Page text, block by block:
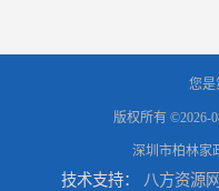
您是
版权所有 ©2026-
深圳市柏林家
技术支持： 八方资源网